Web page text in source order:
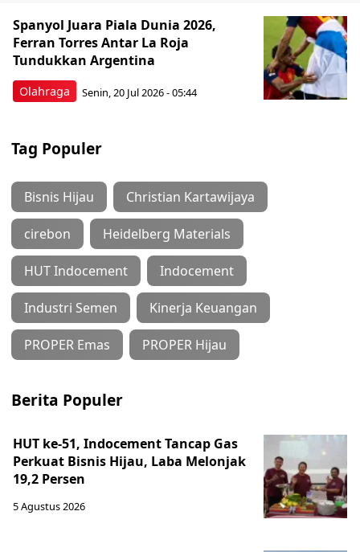
Olahraga
Spanyol Juara Piala Dunia 2026,
Ferran Torres Antar La Roja
Tundukkan Argentina
Senin, 20 Jul 2026 - 05:44
Tag Populer
Bisnis Hijau Christian Kartawijaya
cirebon Heidelberg Materials
HUT Indocement Indocement
Industri Semen Kinerja Keuangan
PROPER Emas PROPER Hijau
Berita Populer
HUT ke-51, Indocement Tancap Gas
Perkuat Bisnis Hijau, Laba Melonjak
19,2 Persen
5 Agustus 2026